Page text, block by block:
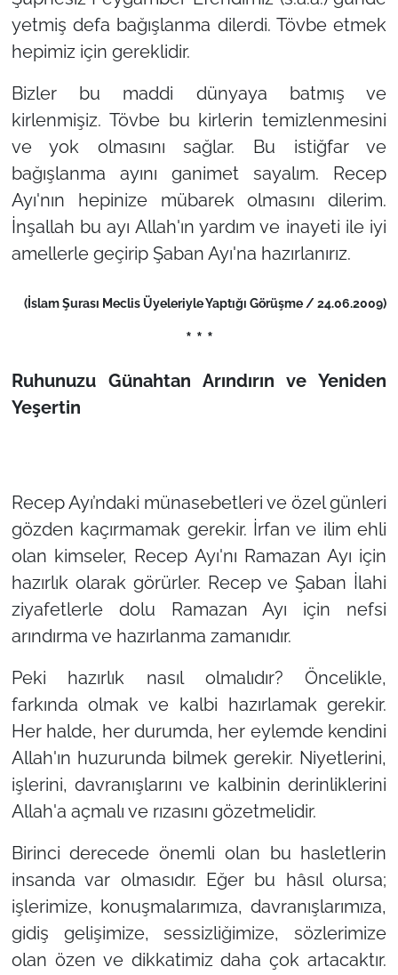
yetmiş defa bağışlanma dilerdi. Tövbe etmek
hepimiz için gereklidir.
Bizler bu maddi dünyaya batmış ve
kirlenmişiz. Tövbe bu kirlerin temizlenmesini
ve yok olmasını sağlar. Bu istiğfar ve
bağışlanma ayını ganimet sayalım. Recep
Ayı'nın hepinize mübarek olmasını dilerim.
İnşallah bu ayı Allah'ın yardım ve inayeti ile iyi
amellerle geçirip Şaban Ayı'na hazırlanırız.
(İslam Şurası Meclis Üyeleriyle Yaptığı Görüşme / 24.06.2009)
* * *
Ruhunuzu Günahtan Arındırın ve Yeniden
Yeşertin
Recep Ayı’ndaki münasebetleri ve özel günleri
gözden kaçırmamak gerekir. İrfan ve ilim ehli
olan kimseler, Recep Ayı'nı Ramazan Ayı için
hazırlık olarak görürler. Recep ve Şaban İlahi
ziyafetlerle dolu Ramazan Ayı için nefsi
arındırma ve hazırlanma zamanıdır.
Peki hazırlık nasıl olmalıdır? Öncelikle,
farkında olmak ve kalbi hazırlamak gerekir.
Her halde, her durumda, her eylemde kendini
Allah'ın huzurunda bilmek gerekir. Niyetlerini,
işlerini, davranışlarını ve kalbinin derinliklerini
Allah'a açmalı ve rızasını gözetmelidir.
Birinci derecede önemli olan bu hasletlerin
insanda var olmasıdır. Eğer bu hâsıl olursa;
işlerimize, konuşmalarımıza, davranışlarımıza,
gidiş gelişimize, sessizliğimize, sözlerimize
olan özen ve dikkatimiz daha çok artacaktır.